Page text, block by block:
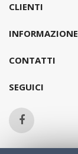
CLIENTI
INFORMAZIONE
CONTATTI
SEGUICI